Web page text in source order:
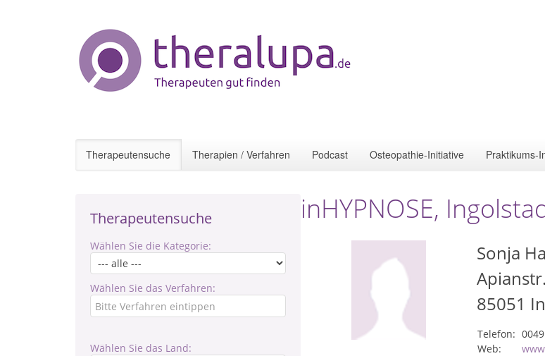
Therapeutensuche Therapien / Verfahren Podcast Osteopathie-Initiative Praktikums-
Therapeutensuche
Wählen Sie die Kategorie:
Wählen Sie das Verfahren:
Wählen Sie das Land:
inHYPNOSE,
Sonja
85051
Telefon:
Web: